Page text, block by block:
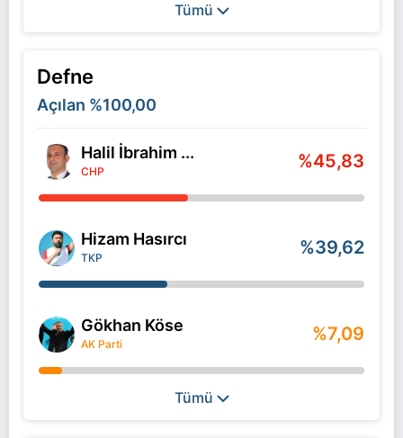
Tümü
Defne
Açılan %100,00
Halil İbrahim ...
CHP %45,83
Hizam Hasırcı
TKP %39,62
Gökhan Köse
AK Parti %7,09
Tümü